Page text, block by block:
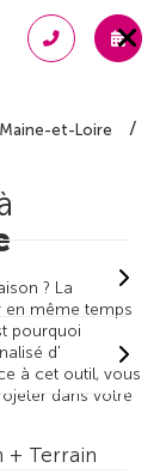
Maine-et-Loire
? La
même temps
pourquoi
d'
à cet outil, vous
dans votre
+ Terrain